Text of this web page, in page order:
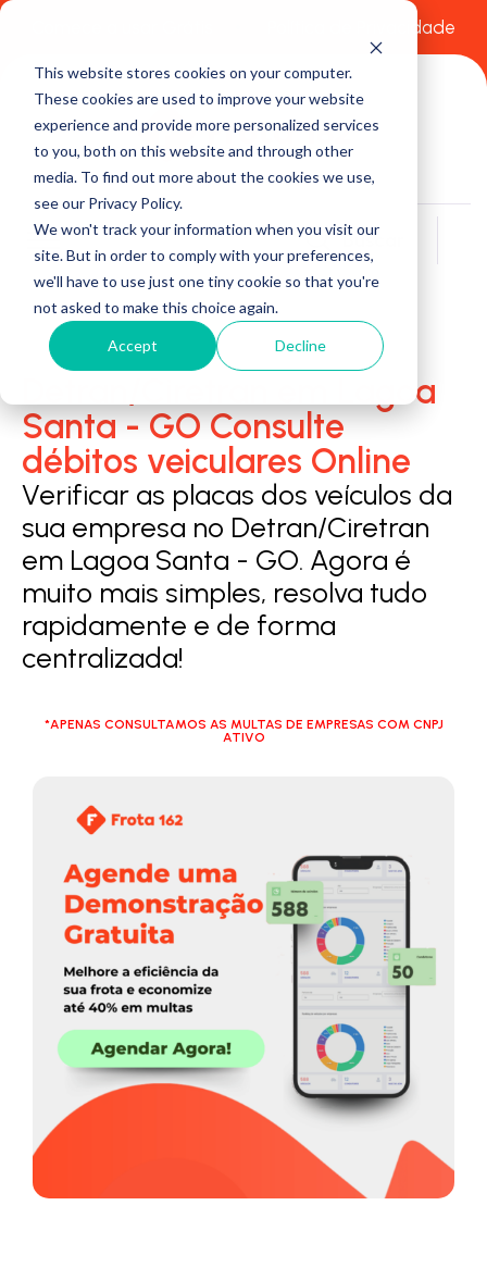
This website stores cookies on your computer.
These cookies are used to improve your website
experience and provide more personalized services
to you, both on this website and through other
media. To find out more about the cookies we use,
see our Privacy Policy.
We won't track your information when you visit our
site. But in order to comply with your preferences,
we'll have to use just one tiny cookie so that you're
not asked to make this choice again.
Accept Decline
Política de Privacidade
Buscar
Detran/Ciretran em Lagoa
Santa - GO Consulte
débitos veiculares Online
Verificar as placas dos veículos da
sua empresa no Detran/Ciretran
em Lagoa Santa - GO. Agora é
muito mais simples, resolva tudo
rapidamente e de forma
centralizada!
*APENAS CONSULTAMOS AS MULTAS DE EMPRESAS COM CNPJ
ATIVO